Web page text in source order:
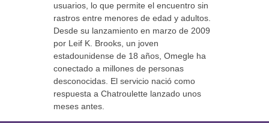
usuarios, lo que permite el encuentro sin
rastros entre menores de edad y adultos.
Desde su lanzamiento en marzo de 2009
por Leif K. Brooks, un joven
estadounidense de 18 años, Omegle ha
conectado a millones de personas
desconocidas. El servicio nació como
respuesta a Chatroulette lanzado unos
meses antes.